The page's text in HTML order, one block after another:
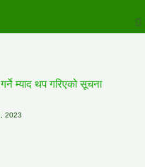
म्याद थप गरिएको सूचना
2023